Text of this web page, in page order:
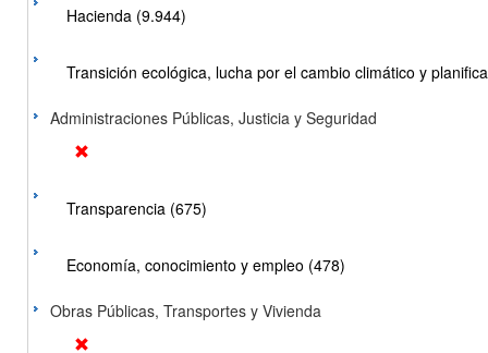
Hacienda (9.944)
Transición ecológica, lucha por el cambio climático y
Administraciones Públicas, Justicia y Seguridad
Transparencia (675)
Economía, conocimiento y empleo (478)
Obras Públicas, Transportes y Vivienda